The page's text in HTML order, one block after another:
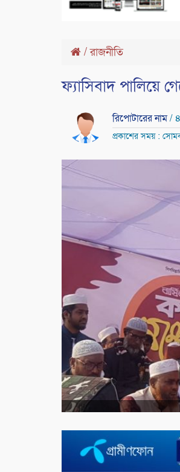
/রাজনীতি
ফ্যাসিবাদ পালিয়ে
রিপোটারের নাম/
প্রকাশের সময় :